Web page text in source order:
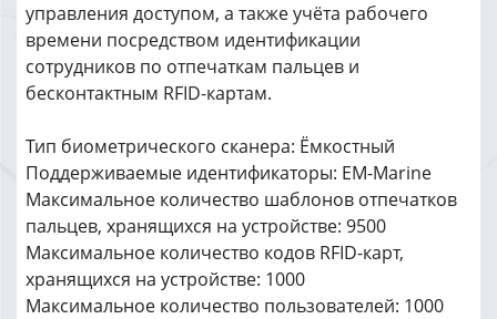
управления доступом, а также учёта рабочего
времени посредством идентификации
сотрудников по отпечаткам пальцев и
бесконтактным RFID-картам.
Тип биометрического сканера: Ёмкостный
Поддерживаемые идентификаторы: EM-Marine
Максимальное количество шаблонов отпечатков
пальцев, хранящихся на устройстве: 9500
Максимальное количество кодов RFID-карт,
хранящихся на устройстве: 1000
Максимальное количество пользователей: 1000